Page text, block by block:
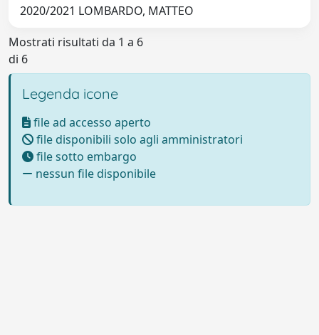
2020/2021 LOMBARDO, MATTEO
Mostrati risultati da 1 a 6
di 6
Legenda icone
file ad accesso aperto
file disponibili solo agli amministratori
file sotto embargo
nessun file disponibile